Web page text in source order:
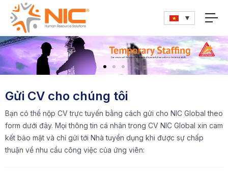
Gửi CV cho chúng tôi
Bạn có thể nộp CV trực tuyến bằng cách gửi cho NIC Global theo
form dưới đây. Mọi thông tin cá nhân trong CV NIC Global xin cam
kết bảo mật và chỉ gửi tới Nhà tuyển dụng khi được sự chấp
thuận về nhu cầu công việc của ứng viên: